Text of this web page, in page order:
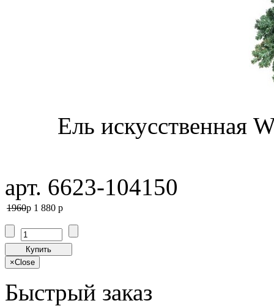
Ель искусственная
арт. 6623-104150
1960p 1 880 p
Купить
×Close
Быстрый заказ